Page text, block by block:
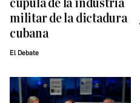
cúpula de la industria
militar de la dictadura
cubana
El Debate